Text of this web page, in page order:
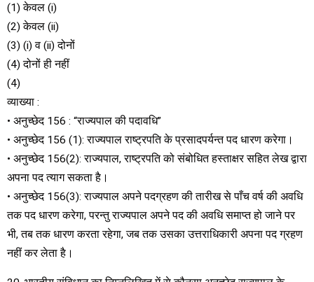
(1) केवल (i)
(2) केवल (ii)
(3) (i) व (ii) दोनों
(4) दोनों ही नहीं
(4)
व्याख्या :
• अनुच्छेद 156 : “राज्यपाल की पदावधि”
• अनुच्छेद 156 (1): राज्यपाल राष्ट्रपति के प्रसादपर्यन्त पद धारण करेगा।
• अनुच्छेद 156(2): राज्यपाल, राष्ट्रपति को संबोधित हस्ताक्षर सहित लेख द्वारा
अपना पद त्याग सकता है।
• अनुच्छेद 156(3): राज्यपाल अपने पदग्रहण की तारीख से पाँच वर्ष की अवधि
तक पद धारण करेगा, परन्तु राज्यपाल अपने पद की अवधि समाप्त हो जाने पर
भी, तब तक धारण करता रहेगा, जब तक उसका उत्तराधिकारी अपना पद ग्रहण
नहीं कर लेता है।